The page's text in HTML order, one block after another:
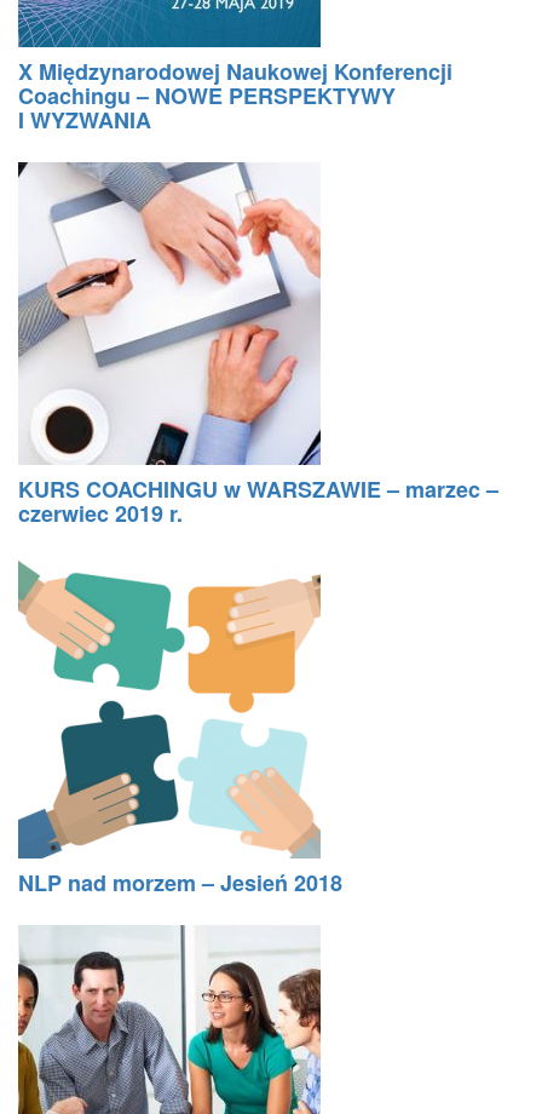
X Międzynarodowej Naukowej Konferencji
Coachingu – NOWE PERSPEKTYWY
I WYZWANIA
KURS COACHINGU w WARSZAWIE – marzec –
czerwiec 2019 r.
NLP nad morzem – Jesień 2018